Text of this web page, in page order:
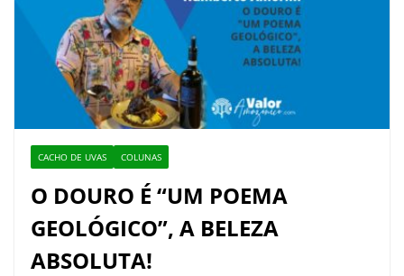
CACHO DE UVAS COLUNAS
O DOURO É “UM POEMA
GEOLÓGICO”, A BELEZA
ABSOLUTA!